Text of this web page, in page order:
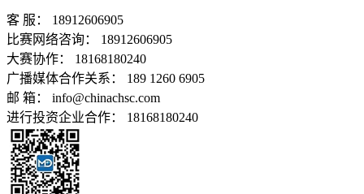
客 服： 18912606905
比赛网络咨询： 18912606905
大赛协作： 18168180240
广播媒体合作关系： 189 1260 6905
邮 箱： info@chinachsc.com
进行投资企业合作： 18168180240